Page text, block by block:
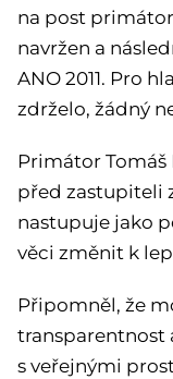
na post
navržen a
ANO 2011. Pro
zdrželo, žádný
Primátor Tomáš
před zastupiteli
nastupuje jako
věci změnit k
Připomněl, že
transparentnost
s veřejnými